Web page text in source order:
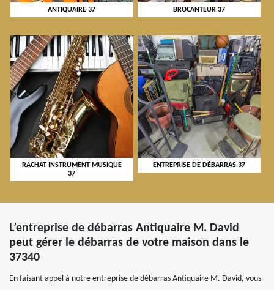
ANTIQUAIRE 37 BROCANTEUR 37
RACHAT INSTRUMENT MUSIQUE
37
ENTREPRISE DE DÉBARRAS 37
L’entreprise de débarras Antiquaire M. David
peut gérer le débarras de votre maison dans le
37340
En faisant appel à notre entreprise de débarras Antiquaire M. David, vous